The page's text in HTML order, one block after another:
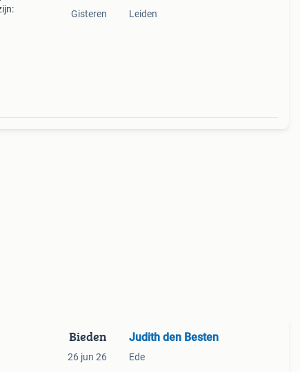
Gisteren Leiden
Bieden
26 jun 26
Judith den Besten
Ede